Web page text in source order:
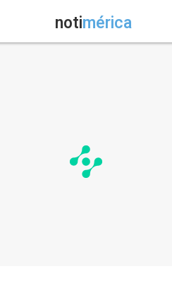
notimérica